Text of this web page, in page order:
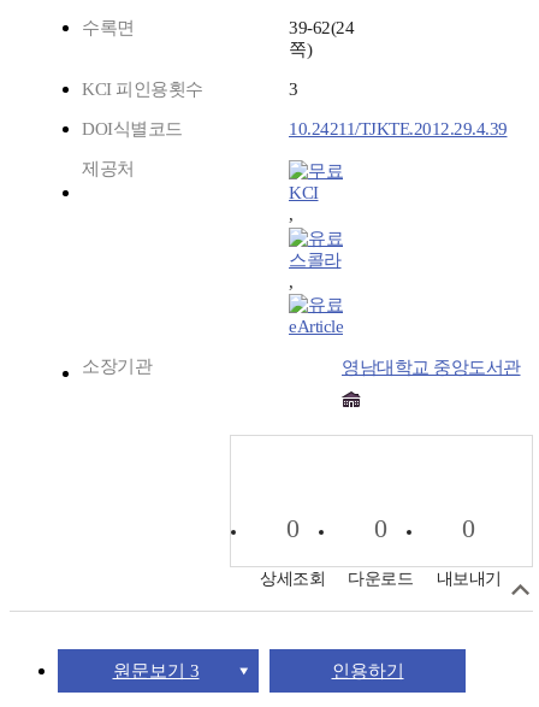
수록면
39-62(24
쪽)
KCI 피인용횟수 3
DOI식별코드 10.24211/TJKTE.2012.29.4.39
제공처
KCI
,
스콜라
,
eArticle
소장기관 영남대학교 중앙도서관
0
상세조회
0
다운로드
0
내보내기
원문보기 3 인용하기